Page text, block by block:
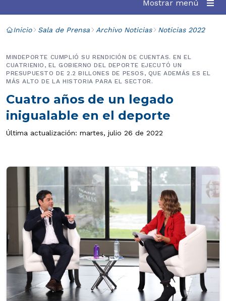
Mostrar menú
Inicio Sala de Prensa Archivo Noticias Noticias 2022
Cuatro años de un legado
inigualable en el deporte
MINDEPORTE CUMPLIÓ SU RENDICIÓN DE CUENTAS. EN EL
CUATRIENIO, EL GOBIERNO DEL DEPORTE EJECUTÓ UN
PRESUPUESTO DE 2.2 BILLONES DE PESOS, QUE ADEMÁS ES EL
MÁS ALTO DE LA HISTORIA PARA EL SECTOR.
Última actualización: martes, julio 26 de 2022